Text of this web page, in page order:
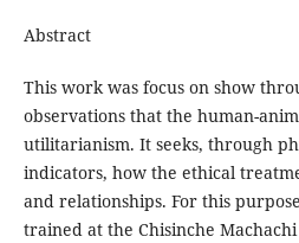
Abstract
This work was focus on show
observations that the human-
utilitarianism. It seeks, through
indicators, how the ethical
and relationships. For this
trained at the Chisinche